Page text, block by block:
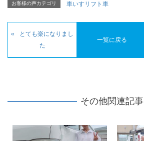
お客様の声カテゴリ 車いすリフト車
とても楽になりまし
た
一覧に戻る
その他関連記事